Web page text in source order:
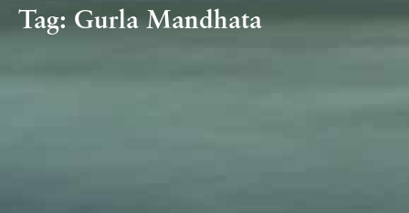
Tag: Gurla Mandhata